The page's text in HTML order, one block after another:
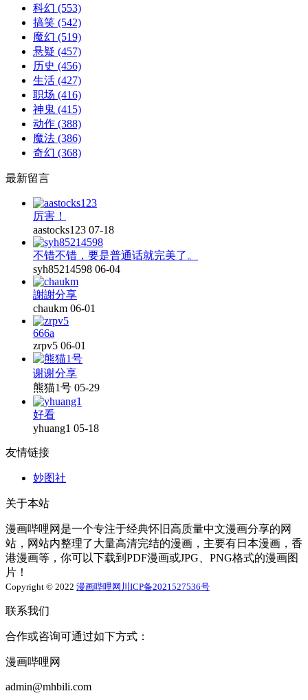
科幻 (553)
搞笑 (542)
魔幻 (519)
悬疑 (457)
历史 (456)
生活 (427)
职场 (416)
神鬼 (415)
动作 (388)
魔法 (386)
奇幻 (368)
最新留言
厉害！
aastocks123 07-18
不错不错，要是普通话就完美了。
syh85214598 06-04
謝謝分享
chaukm 06-01
666a
zrpv5 06-01
谢谢分享
熊猫1号 05-29
好看
yhuang1 05-18
友情链接
妙图社
关于本站
漫画哔哩网是一个专注于经典怀旧高质量中文漫画分享的网
站，网站内整理了大量高清完结的漫画，主要有日本漫画，香
港漫画等，你可以下载到PDF漫画或JPG、PNG格式的漫画图
片！
Copyright © 2022 漫画哔哩网 川ICP备2021527536号
联系我们
合作或咨询可通过如下方式：
漫画哔哩网
admin@mhbili.com